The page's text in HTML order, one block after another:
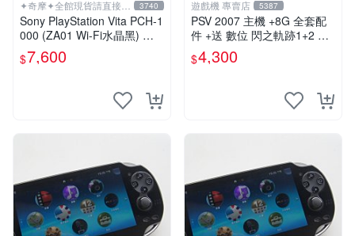
✦奇摩✦全館現貨請直接下
標
3740
Sony PlayStation Vita PCH-1
000 (ZA01 Wi-Fi水晶黑) 掌
上遊戲機 5英吋多點觸控螢幕
$7,600
遊戲機 專賣店 5387
PSV 2007 主機 +8G 全套配
件 +送 數位 閃之軌跡1+2 保
修一年 品質有保障
$4,300